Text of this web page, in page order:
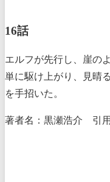
16話
エルフが先行し、崖の
単に駆け上がり、見晴
を手招いた。
著者名：黒瀬浩介 引